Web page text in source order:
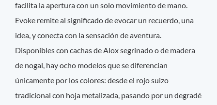
facilita la apertura con un solo movimiento de mano.
Evoke remite al significado de evocar un recuerdo, una
idea, y conecta con la sensación de aventura.
Disponibles con cachas de Alox segrinado o de madera
de nogal, hay ocho modelos que se diferencian
únicamente por los colores: desde el rojo suizo
tradicional con hoja metalizada, pasando por un degradé